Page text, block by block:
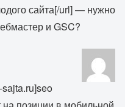
сайта[/url] — нужно
и GSC?